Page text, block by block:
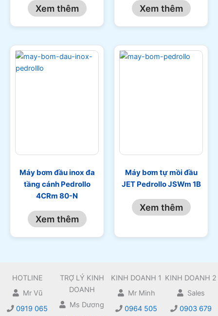
Xem thêm Xem thêm
Máy bơm đầu inox đa
tầng cánh Pedrollo
4CRm 80-N
Xem thêm
Máy bơm tự mồi đầu
JET Pedrollo JSWm 1B
Xem thêm
HOTLINE
Mr Vũ
0919 065
TRỢ LÝ KINH
DOANH
Ms Dương
KINH DOANH 1
Mr Minh
0964 505
KINH DOANH 2
Sales
0903 679